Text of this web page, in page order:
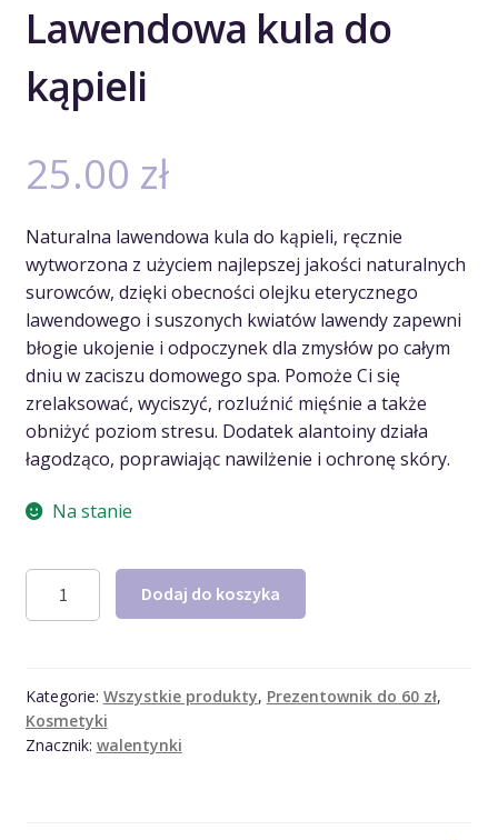
Lawendowa kula do
kąpieli
25.00 zł
Naturalna lawendowa kula do kąpieli, ręcznie
wytworzona z użyciem najlepszej jakości naturalnych
surowców, dzięki obecności olejku eterycznego
lawendowego i suszonych kwiatów lawendy zapewni
błogie ukojenie i odpoczynek dla zmysłów po całym
dniu w zaciszu domowego spa. Pomoże Ci się
zrelaksować, wyciszyć, rozluźnić mięśnie a także
obniżyć poziom stresu. Dodatek alantoiny działa
łagodząco, poprawiając nawilżenie i ochronę skóry.
Na stanie
Lawendowa
kąpieli
Dodaj do koszyka
Kategorie: Wszystkie produkty, Prezentownik do 60 zł,
Kosmetyki
Znacznik: walentynki